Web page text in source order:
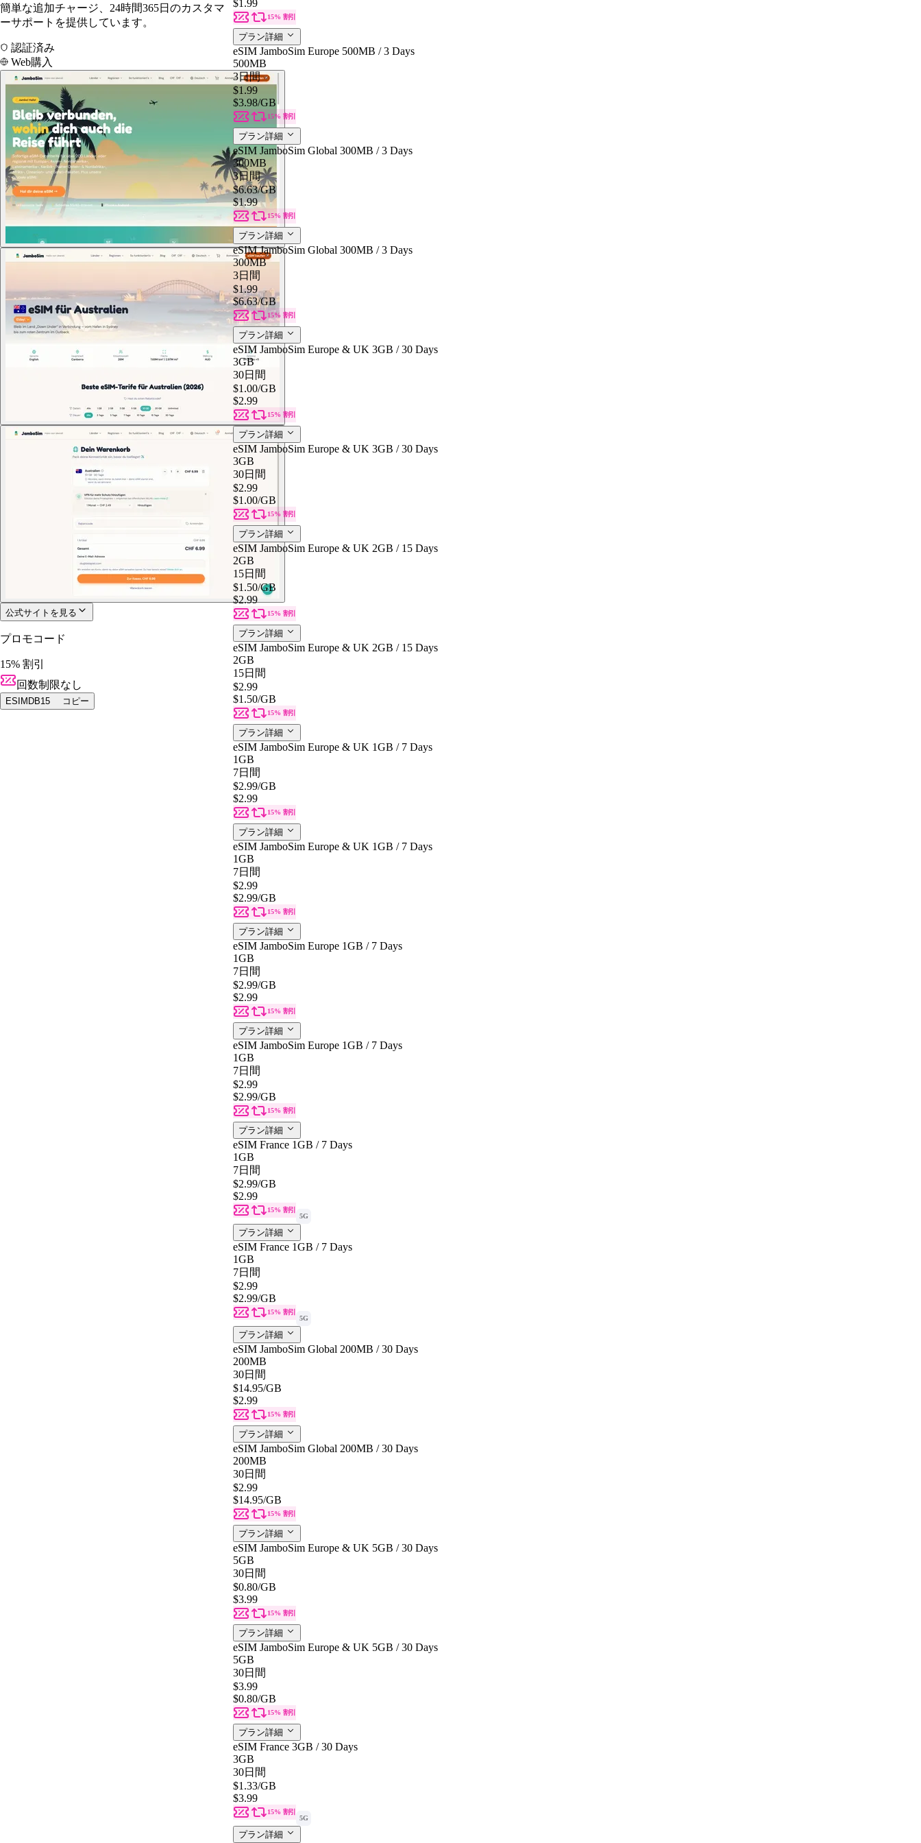
簡単な追加チャージ、24時間365日のカスタマ
ーサポートを提供しています。
認証済み
Web購入
公式サイトを見る
プロモコード
15% 割引
回数制限なし
ESIMDB15 コピー
$1.99
15% 割引
プラン詳細
eSIM JamboSim Europe 500MB / 3 Days
500MB
3日間
$1.99
$3.98/GB
15% 割引
プラン詳細
eSIM JamboSim Global 300MB / 3 Days
300MB
3日間
$6.63/GB
$1.99
15% 割引
プラン詳細
eSIM JamboSim Global 300MB / 3 Days
300MB
3日間
$1.99
$6.63/GB
15% 割引
プラン詳細
eSIM JamboSim Europe & UK 3GB / 30 Days
3GB
30日間
$1.00/GB
$2.99
15% 割引
プラン詳細
eSIM JamboSim Europe & UK 3GB / 30 Days
3GB
30日間
$2.99
$1.00/GB
15% 割引
プラン詳細
eSIM JamboSim Europe & UK 2GB / 15 Days
2GB
15日間
$1.50/GB
$2.99
15% 割引
プラン詳細
eSIM JamboSim Europe & UK 2GB / 15 Days
2GB
15日間
$2.99
$1.50/GB
15% 割引
プラン詳細
eSIM JamboSim Europe & UK 1GB / 7 Days
1GB
7日間
$2.99/GB
$2.99
15% 割引
プラン詳細
eSIM JamboSim Europe & UK 1GB / 7 Days
1GB
7日間
$2.99
$2.99/GB
15% 割引
プラン詳細
eSIM JamboSim Europe 1GB / 7 Days
1GB
7日間
$2.99/GB
$2.99
15% 割引
プラン詳細
eSIM JamboSim Europe 1GB / 7 Days
1GB
7日間
$2.99
$2.99/GB
15% 割引
プラン詳細
eSIM France 1GB / 7 Days
1GB
7日間
$2.99/GB
$2.99
15% 割引
5G
プラン詳細
eSIM France 1GB / 7 Days
1GB
7日間
$2.99
$2.99/GB
15% 割引
5G
プラン詳細
eSIM JamboSim Global 200MB / 30 Days
200MB
30日間
$14.95/GB
$2.99
15% 割引
プラン詳細
eSIM JamboSim Global 200MB / 30 Days
200MB
30日間
$2.99
$14.95/GB
15% 割引
プラン詳細
eSIM JamboSim Europe & UK 5GB / 30 Days
5GB
30日間
$0.80/GB
$3.99
15% 割引
プラン詳細
eSIM JamboSim Europe & UK 5GB / 30 Days
5GB
30日間
$3.99
$0.80/GB
15% 割引
プラン詳細
eSIM France 3GB / 30 Days
3GB
30日間
$1.33/GB
$3.99
15% 割引
5G
プラン詳細